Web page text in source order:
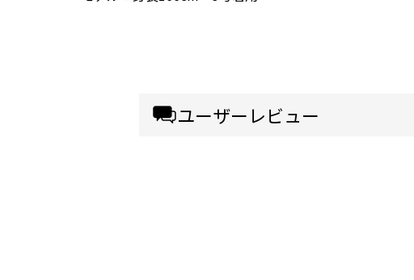
ユーザーレビュー